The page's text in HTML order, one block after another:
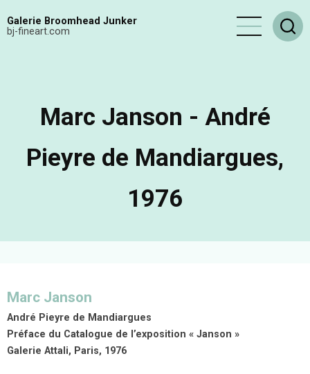
auGalerie Broomhead Junker
bj-fineart.com
Marc Janson - André
Pieyre de Mandiargues,
1976
Marc Janson
André Pieyre de Mandiargues
Préface du Catalogue de l’exposition « Janson »
Galerie Attali, Paris, 1976